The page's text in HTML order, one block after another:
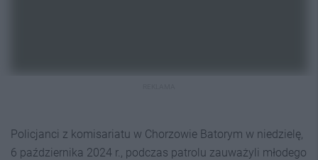
Policjanci z komisariatu w Chorzowie Batorym w niedzielę,
6 października 2024 r., podczas patrolu zauważyli młodego